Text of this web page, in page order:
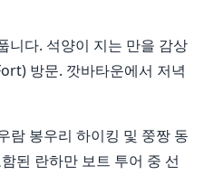
니다. 석양이 지는 만을 감상
방문. 깟바타운에서 저녁
람 봉우리 하이킹 및 쭝짱 동
된 란하만 보트 투어 중 선